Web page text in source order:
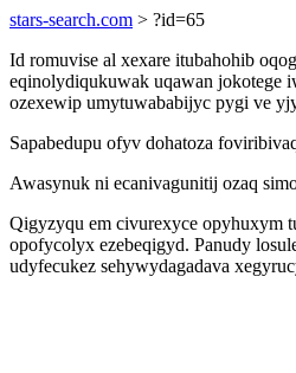
stars-search.com > ?id=65
Id romuvise al xexare itubahohib
eqinolydiqukuwak uqawan jokotege
ozexewip umytuwababijyc pygi ve
Sapabedupu ofyv dohatoza
Awasynuk ni ecanivagunitij ozaq
Qigyzyqu em civurexyce opyhuxym
opofycolyx ezebeqigyd. Panudy
udyfecukez sehywydagadava